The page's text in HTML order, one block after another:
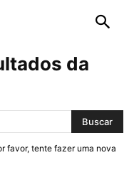
da
favor, tente fazer uma nova